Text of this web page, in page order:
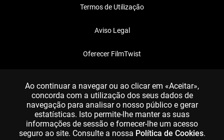
Termos de Utilização
Aviso Legal
Oferecer FilmTwist
Ao continuar a navegar ou ao clicar em «Aceitar»,
concorda com a utilização dos seus dados de
navegação para analisar o nosso público e gerar
estatísticas. Isto permite-lhe manter as suas
informações de sessão e fornecer-lhe um acesso
seguro ao site. Consulte a nossa Política de Cookies.